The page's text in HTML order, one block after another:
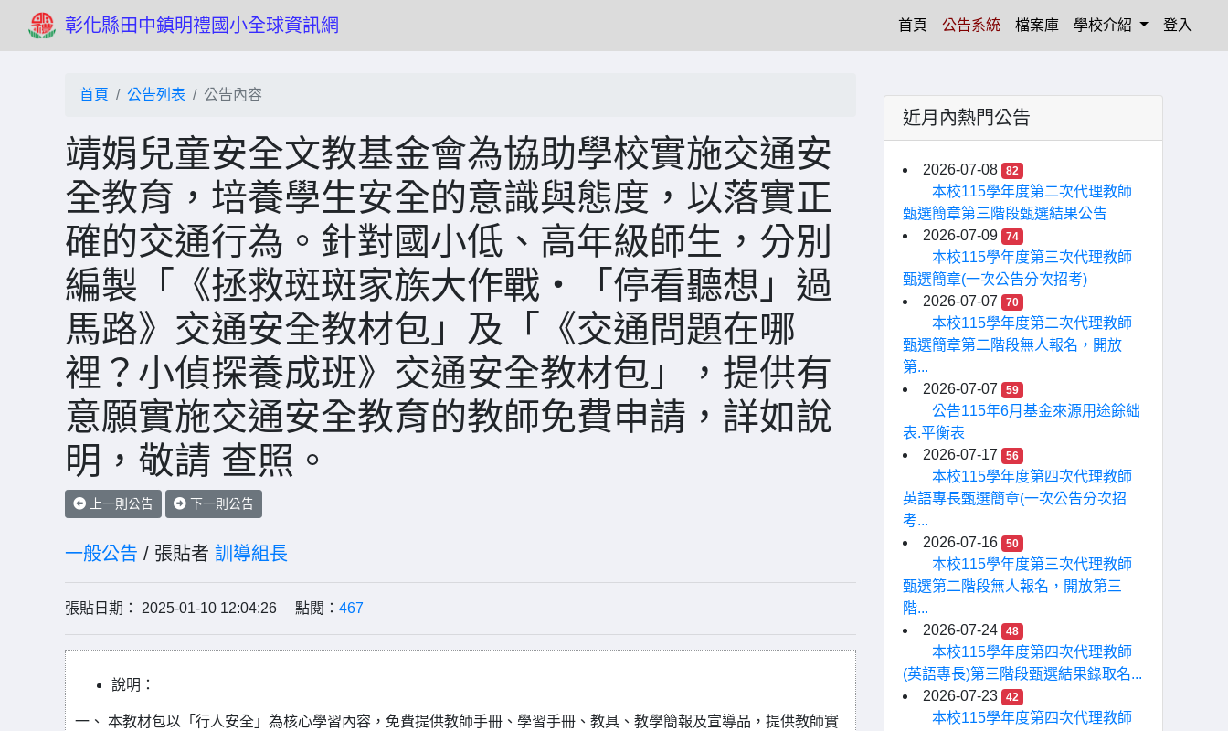
彰化縣田中鎮明禮國小全球資訊網 首頁 (current)
公告系統 檔案庫 學校介紹 登入
首頁 公告列表 公告內容
靖娟兒童安全文教基金會為協助學校實施交通安
全教育，培養學生安全的意識與態度，以落實正
確的交通行為。針對國小低、高年級師生，分別
編製「《拯救斑斑家族大作戰‧「停看聽想」過
馬路》交通安全教材包」及「《交通問題在哪
裡？小偵探養成班》交通安全教材包」，提供有
意願實施交通安全教育的教師免費申請，詳如說
明，敬請 查照。
上一則公告 下一則公告
一般公告 / 張貼者 訓導組長
張貼日期： 2025-01-10 12:04:26 點閱： 467
說明：
一、 本教材包以「行人安全」為核心學習內容，免費提供教師手冊、學習手冊、教具、教學簡報及宣導品，提供教師實
近月內熱門公告
2026-07-08 82
本校115學年度第二次代理教師
甄選簡章第三階段甄選結果公告
2026-07-09
74
本校115學年度第三次代理教師
甄選簡章(一次公告分次招考)
2026-07-07
70
本校115學年度第二次代理教師
甄選簡章第二階段無人報名，開放
第...
2026-07-07
59
公告115年6月基金來源用途餘絀
表.平衡表
2026-07-17
56
本校115學年度第四次代理教師
英語專長甄選簡章(一次公告分次招
考...
2026-07-16
50
本校115學年度第三次代理教師
甄選第二階段無人報名，開放第三
階...
2026-07-24
48
本校115學年度第四次代理教師
(英語專長)第三階段甄選結果錄取名...
2026-07-23
42
本校115學年度第四次代理教師